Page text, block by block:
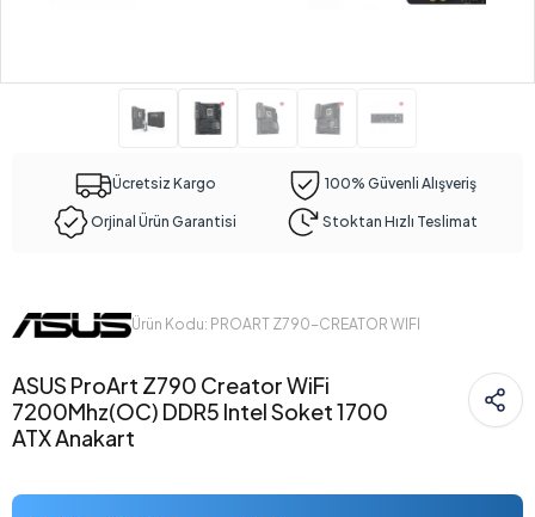
Ücretsiz Kargo 100% Güvenli Alışveriş
Orjinal Ürün Garantisi Stoktan Hızlı Teslimat
Ürün Kodu: PROART Z790-CREATOR WIFI
ASUS ProArt Z790 Creator WiFi
7200Mhz(OC) DDR5 Intel Soket 1700
ATX Anakart